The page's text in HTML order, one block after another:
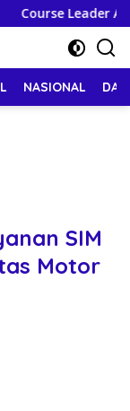
Leader
NASIONAL
SIM
Motor